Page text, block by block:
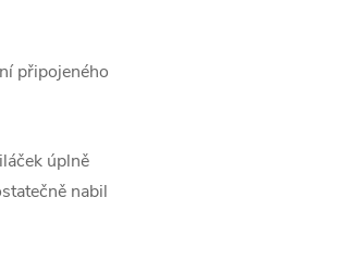
připojeného
úplně
nabil